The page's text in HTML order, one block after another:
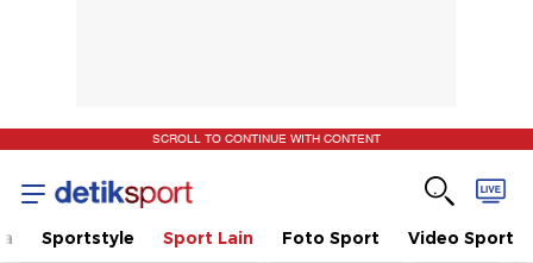
SCROLL TO CONTINUE WITH CONTENT
Sportstyle Sport Lain Foto Sport
Video Sport